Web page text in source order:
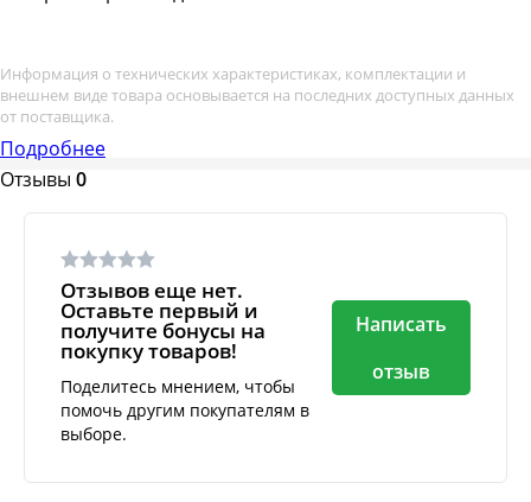
Информация о технических характеристиках, комплектации и
внешнем виде товара основывается на последних доступных данных
от поставщика.
Подробнее
Отзывы 0
Отзывов еще нет.
Оставьте первый и
получите бонусы на
покупку товаров!
Поделитесь мнением, чтобы
помочь другим покупателям в
выборе.
Написать
отзыв